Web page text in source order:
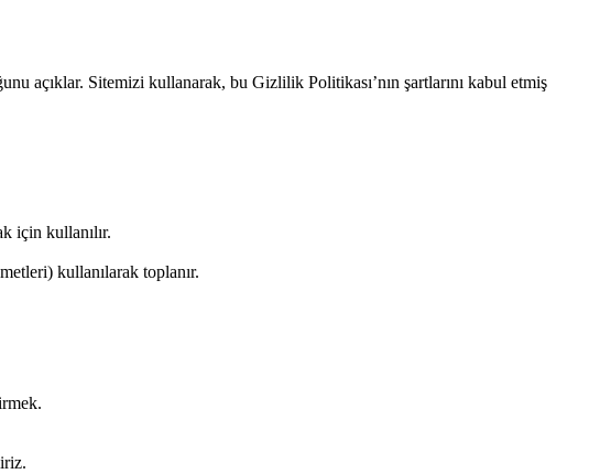
açıklar. Sitemizi kullanarak, bu Gizlilik Politikası’nın şartlarını kabul etmiş
için kullanılır.
kullanılarak toplanır.